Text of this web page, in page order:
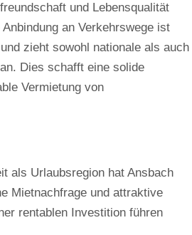
und Lebensqualität
an Verkehrswege ist
zieht sowohl nationale als auch
Dies schafft eine solide
Vermietung von
als Urlaubsregion hat Ansbach
Mietnachfrage und attraktive
rentablen Investition führen